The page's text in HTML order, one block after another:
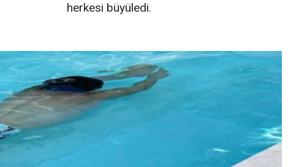
herkesi büyüledi.